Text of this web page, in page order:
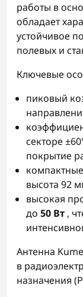
работы в
обладает
устойчивое
полевых и
Ключевые
пиковый
секторе
покрытие
высота 92
высокая
до 50 Вт ,
Антенна
в
назначения